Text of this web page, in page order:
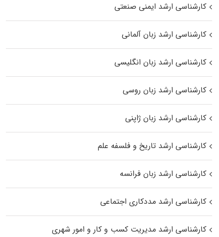
کارشناسی ارشد ایمنی صنعتی
کارشناسی ارشد زبان آلمانی
کارشناسی ارشد زبان انگلیسی
کارشناسی ارشد زبان روسی
کارشناسی ارشد زبان ژاپنی
کارشناسی ارشد تاریخ و فلسفه علم
کارشناسی ارشد زبان فرانسه
کارشناسی ارشد مددکاری اجتماعی
کارشناسی ارشد مدیریت کسب و کار و امور شهری